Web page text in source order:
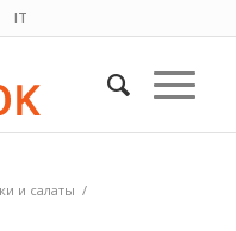
IT
и салаты /